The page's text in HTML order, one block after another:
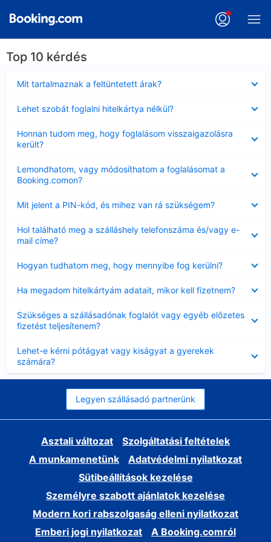
Top 10 kérdés
Mit tartalmaznak a feltüntetett árak?
Lehet szobát foglalni hitelkártya nélkül?
Honnan tudom meg, hogy foglalásom visszaigazolásra
került?
Lemondhatom, vagy módosíthatom a foglalásomat a
Booking.comon?
Mit jelent a PIN-kód, és mihez van rá szükségem?
Hol található meg a szálláshely telefonszáma és/vagy e-
mail címe?
Hogyan tudhatom meg, hogy mennyibe fog kerülni?
Ha megadom hitelkártyám adatait, mikor kell fizetnem?
Szükséges a szállásadónak foglalót vagy egyéb előzetes
fizetést teljesítenem?
Lehet-e kérni pótágyat vagy kiságyat a gyerekek
számára?
Legyen szállásadó partnerünk
Asztali változat
Szolgáltatási feltételek
A munkamenetünk
Adatvédelmi nyilatkozat
Sütibeállítások kezelése
Személyre szabott ajánlatok kezelése
Modern kori rabszolgaság elleni nyilatkozat
Emberi jogi nyilatkozat
A Booking.comról